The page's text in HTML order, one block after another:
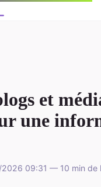
et
une
09:31 — 10 min de